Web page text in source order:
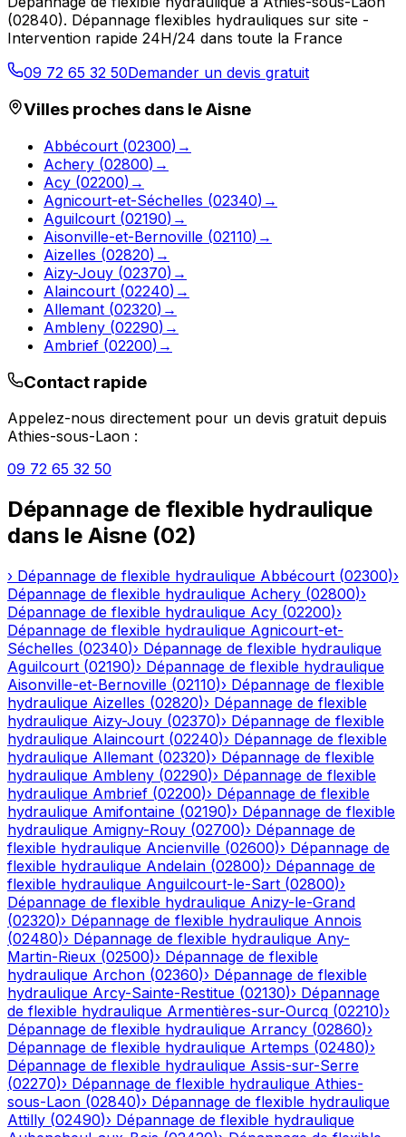
(02840). Dépannage flexibles hydrauliques sur site -
Intervention rapide 24H/24 dans toute la France
09 72 65 32 50Demander un devis gratuit
Villes proches dans leAisne
Abbécourt (02300) →
Achery (02800) →
Acy (02200) →
Agnicourt-et-Séchelles (02340) →
Aguilcourt (02190) →
Aisonville-et-Bernoville (02110) →
Aizelles (02820) →
Aizy-Jouy (02370) →
Alaincourt (02240) →
Allemant (02320) →
Ambleny (02290) →
Ambrief (02200) →
Contact rapide
Appelez-nous directement pour un devis gratuit depuis
Athies-sous-Laon :
09 72 65 32 50
Dépannage de flexible hydraulique
dans le Aisne (02)
› Dépannage de flexible hydraulique Abbécourt (02300)›
Dépannage de flexible hydraulique Achery (02800)›
Dépannage de flexible hydraulique Acy (02200)›
Dépannage de flexible hydraulique Agnicourt-et-
Séchelles (02340)› Dépannage de flexible hydraulique
Aguilcourt (02190)› Dépannage de flexible hydraulique
Aisonville-et-Bernoville (02110)› Dépannage de flexible
hydraulique Aizelles (02820)› Dépannage de flexible
hydraulique Aizy-Jouy (02370)› Dépannage de flexible
hydraulique Alaincourt (02240)› Dépannage de flexible
hydraulique Allemant (02320)› Dépannage de flexible
hydraulique Ambleny (02290)› Dépannage de flexible
hydraulique Ambrief (02200)› Dépannage de flexible
hydraulique Amifontaine (02190)› Dépannage de flexible
hydraulique Amigny-Rouy (02700)› Dépannage de
flexible hydraulique Ancienville (02600)› Dépannage de
flexible hydraulique Andelain (02800)› Dépannage de
flexible hydraulique Anguilcourt-le-Sart (02800)›
Dépannage de flexible hydraulique Anizy-le-Grand
(02320)› Dépannage de flexible hydraulique Annois
(02480)› Dépannage de flexible hydraulique Any-
Martin-Rieux (02500)› Dépannage de flexible
hydraulique Archon (02360)› Dépannage de flexible
hydraulique Arcy-Sainte-Restitue (02130)› Dépannage
de flexible hydraulique Armentières-sur-Ourcq (02210)›
Dépannage de flexible hydraulique Arrancy (02860)›
Dépannage de flexible hydraulique Artemps (02480)›
Dépannage de flexible hydraulique Assis-sur-Serre
(02270)› Dépannage de flexible hydraulique Athies-
sous-Laon (02840)› Dépannage de flexible hydraulique
Attilly (02490)› Dépannage de flexible hydraulique